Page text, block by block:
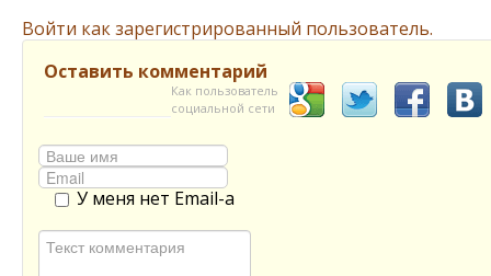
Войти как зарегистрированный пользователь.
Оставить комментарий
Как пользователь
социальной сети
У меня нет Email-а